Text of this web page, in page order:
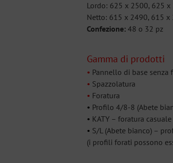
Lordo: 625 x 2500, 625
Netto: 615 x 2490, 615
Confezione: 48 o 32 pz
Gamma di prodotti
• Pannello di base
• Spazzolatura
• Foratura
• Profilo 4/8-8 (Abete
• KATY – foratura
• S/L (Abete bianco) –
(i profili forati possono